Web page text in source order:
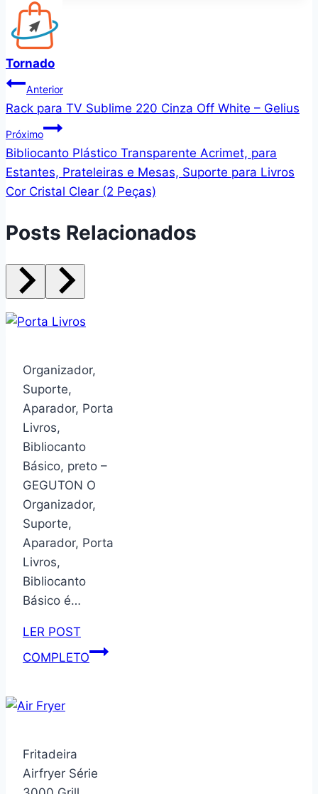
Tornado
Navegação
de
Post
Anterior
Rack para TV Sublime 220 Cinza Off White – Gelius
Próximo
Bibliocanto Plástico Transparente Acrimet, para
Estantes, Prateleiras e Mesas, Suporte para Livros
Cor Cristal Clear (2 Peças)
Posts Relacionados
Organizador,
Suporte,
Aparador, Porta
Livros,
Bibliocanto
Básico, preto –
GEGUTON O
Organizador,
Suporte,
Aparador, Porta
Livros,
Bibliocanto
Básico é…
LER POST
COMPLETOOrganizador,
Básico,
Fritadeira
Airfryer Série